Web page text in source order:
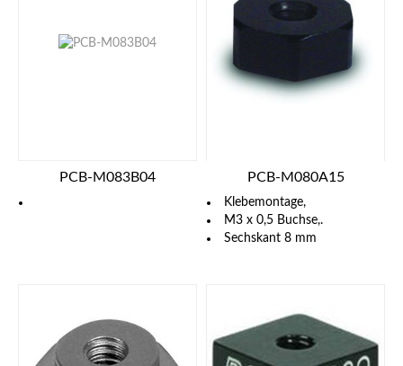
PCB-M083B04 PCB-M080A15
Klebemontage,
M3 x 0,5 Buchse,.
Sechskant 8 mm